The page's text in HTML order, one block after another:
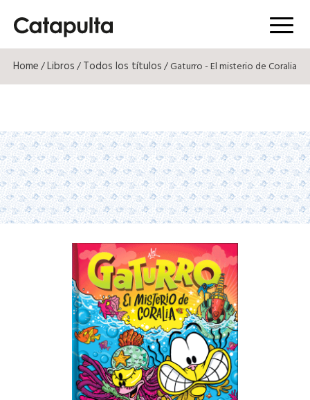
Menú
Home/Libros/Todos los títulos/ Gaturro - El misterio de Coralia